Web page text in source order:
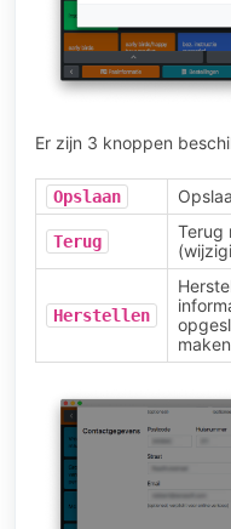
Er zijn 3 knoppen
Opslaan
Terug
Terug
Herstellen